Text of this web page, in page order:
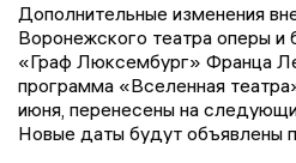
Дополнительные изменения
Воронежского театра оперы и
«Граф Люксембург» Франца
программа «Вселенная
июня, перенесены на
Новые даты будут объявлены